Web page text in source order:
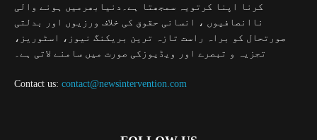
کرنا اپنا کرتویہ سمجھتا ہے۔دنیابھرمیں ہونے والی
ناانصافیوں ، انسانی حقوق کی خلاف ورزیوں اور بدلتی
صورتحال کو براہ راست تازہ ترین بریکنگ نیوز، اسٹوریز،
تجزیہ و تبصرے اور ویڈیوزکی صورت میں سامنے لاتی ہے۔
Contact us: contact@newsintervention.com